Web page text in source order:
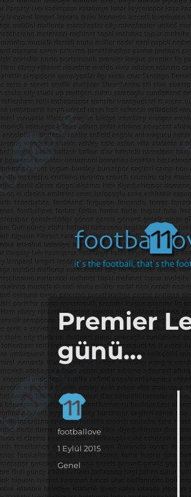
footbaLLove
it's the football, that's the
Premier
günü…
Yazar
footballove
Yayın
tarihi
1 Eylül 2015
Kategoriler
Genel